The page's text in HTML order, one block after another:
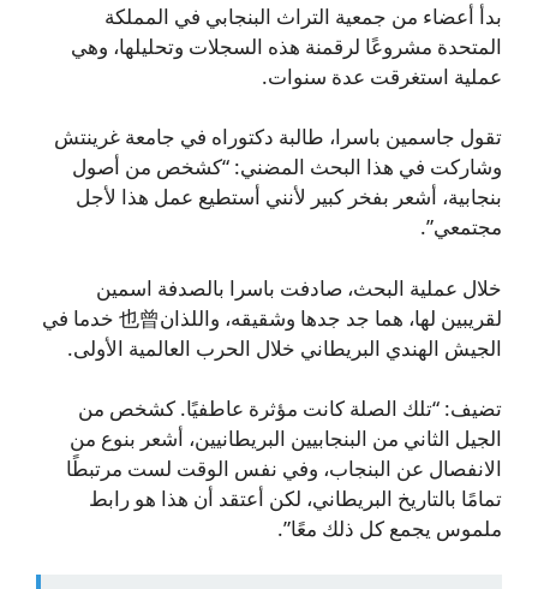
بدأ أعضاء من جمعية التراث البنجابي في المملكة
المتحدة مشروعًا لرقمنة هذه السجلات وتحليلها، وهي
عملية استغرقت عدة سنوات.
تقول جاسمين باسرا، طالبة دكتوراه في جامعة غرينتش
وشاركت في هذا البحث المضني: “كشخص من أصول
بنجابية، أشعر بفخر كبير لأنني أستطيع عمل هذا لأجل
مجتمعي”.
خلال عملية البحث، صادفت باسرا بالصدفة اسمين
لقريبين لها، هما جد جدها وشقيقه، واللذان也曾 خدما في
الجيش الهندي البريطاني خلال الحرب العالمية الأولى.
تضيف: “تلك الصلة كانت مؤثرة عاطفيًا. كشخص من
الجيل الثاني من البنجابيين البريطانيين، أشعر بنوع من
الانفصال عن البنجاب، وفي نفس الوقت لست مرتبطًا
تمامًا بالتاريخ البريطاني، لكن أعتقد أن هذا هو رابط
ملموس يجمع كل ذلك معًا”.